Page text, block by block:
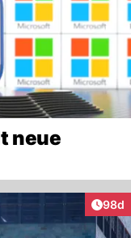
neue
98d